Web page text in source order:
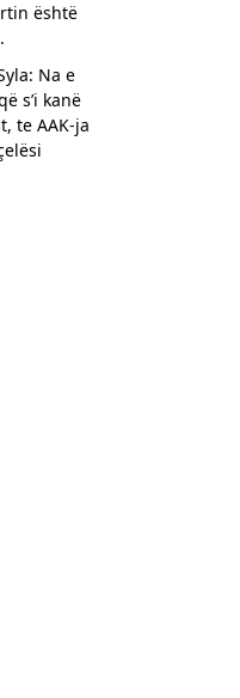
është
Na e
s’i kanë
te AAK-ja